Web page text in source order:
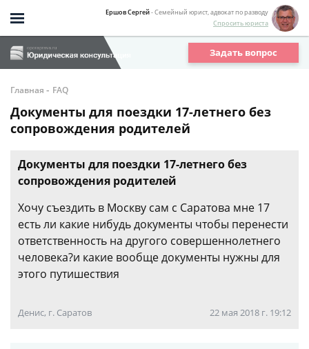
Ершов Сергей- Семейный юрист, адвокат по разводу
Спросить юриста
Задать вопрос
Главная - FAQ
Документы для поездки 17-летнего без
сопровождения родителей
Документы для поездки 17-летнего без
сопровождения родителей
Хочу съездить в Москву сам с Саратова мне 17
есть ли какие нибудь документы чтобы перенести
ответственность на другого совершеннолетнего
человека?и какие вообще документы нужны для
этого путишествия
Денис, г. Саратов 22 мая 2018 г. 19:12